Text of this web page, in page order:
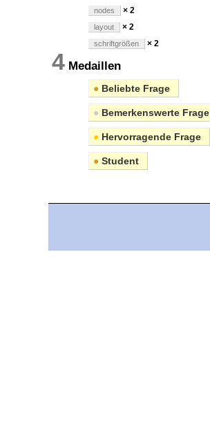
nodes × 2
layout × 2
schriftgrößen × 2
4 Medaillen
● Beliebte Frage
● Bemerkenswerte Frage
● Hervorragende Frage
● Student